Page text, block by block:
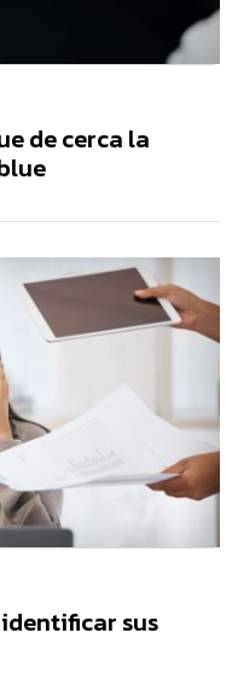
de cerca la
sus